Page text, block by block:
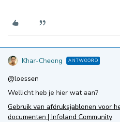
Khar-Cheong ANTWOORD
@loessen
Wellicht heb je hier wat aan?
Gebruik van afdruksjablonen voor
documenten | Infoland Community